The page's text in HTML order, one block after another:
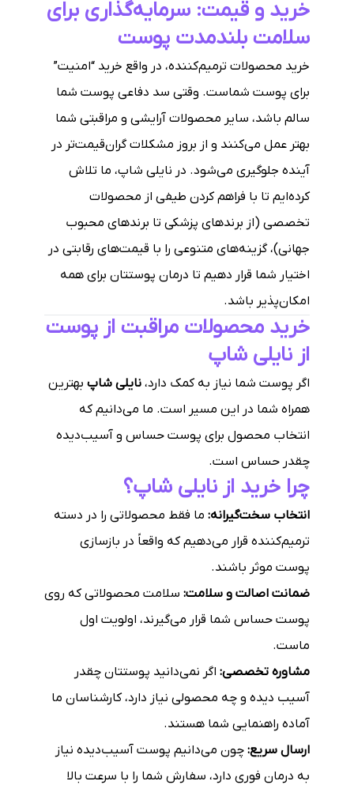
خرید و قیمت: سرمایه‌گذاری برای
سلامت بلندمدت پوست
خرید محصولات ترمیم‌کننده، در واقع خرید “امنیت”
برای پوست شماست. وقتی سد دفاعی پوست شما
سالم باشد، سایر محصولات آرایشی و مراقبتی شما
بهتر عمل می‌کنند و از بروز مشکلات گران‌قیمت‌تر در
آینده جلوگیری می‌شود. در نایلی شاپ، ما تلاش
کرده‌ایم تا با فراهم کردن طیفی از محصولات
تخصصی (از برندهای پزشکی تا برندهای محبوب
جهانی)، گزینه‌های متنوعی را با قیمت‌های رقابتی در
اختیار شما قرار دهیم تا درمان پوستتان برای همه
امکان‌پذیر باشد.
خرید محصولات مراقبت از پوست
از نایلی شاپ
اگر پوست شما نیاز به کمک دارد، نایلی شاپ بهترین
همراه شما در این مسیر است. ما می‌دانیم که
انتخاب محصول برای پوست حساس و آسیب‌دیده
چقدر حساس است.
چرا خرید از نایلی شاپ؟
انتخاب سخت‌گیرانه: ما فقط محصولاتی را در دسته
ترمیم‌کننده قرار می‌دهیم که واقعاً در بازسازی
پوست موثر باشند.
ضمانت اصالت و سلامت: سلامت محصولاتی که روی
پوست حساس شما قرار می‌گیرند، اولویت اول
ماست.
مشاوره تخصصی: اگر نمی‌دانید پوستتان چقدر
آسیب دیده و چه محصولی نیاز دارد، کارشناسان ما
آماده راهنمایی شما هستند.
ارسال سریع: چون می‌دانیم پوست آسیب‌دیده نیاز
به درمان فوری دارد، سفارش شما را با سرعت بالا